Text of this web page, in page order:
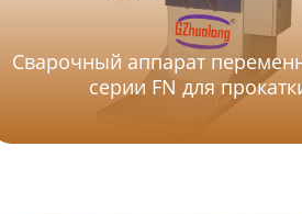
Сварочный аппарат
серии FN для